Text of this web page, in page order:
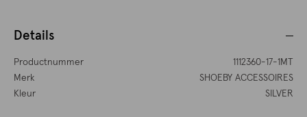
Details
Productnummer
1112360-17-1MT
Merk
SHOEBY ACCESSOIRES
Kleur
SILVER